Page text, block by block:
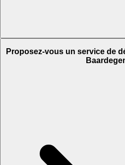
Proposez-vous un service de